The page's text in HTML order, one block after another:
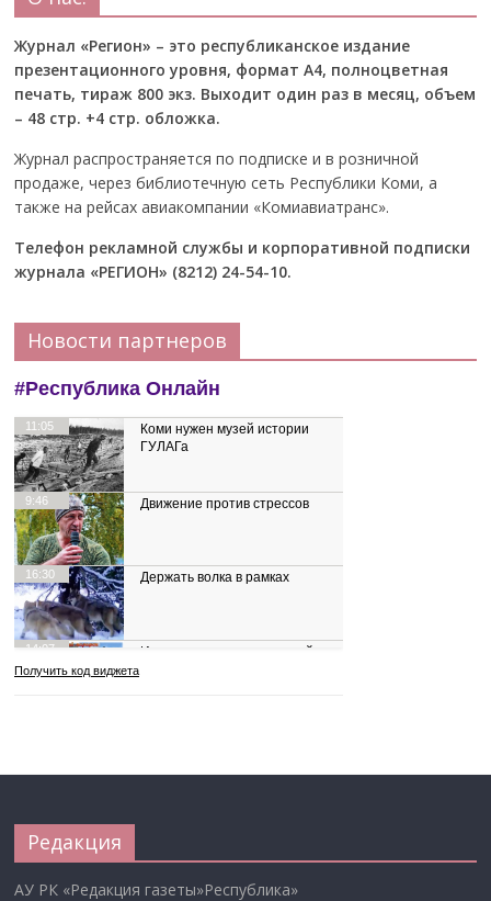
Журнал «Регион» – это республиканское издание
презентационного уровня, формат А4, полноцветная
печать, тираж 800 экз. Выходит один раз в месяц, объем
– 48 стр. +4 стр. обложка.
Журнал распространяется по подписке и в розничной
продаже, через библиотечную сеть Республики Коми, а
также на рейсах авиакомпании «Комиавиатранс».
Телефон рекламной службы и корпоративной подписки
журнала «РЕГИОН» (8212) 24-54-10.
Новости партнеров
Редакция
АУ РК «Редакция газеты»Республика»